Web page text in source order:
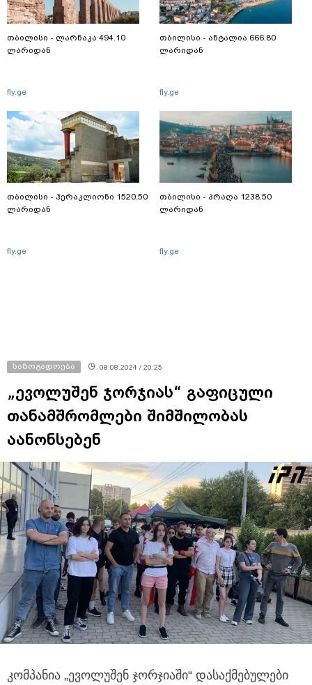
თბილისი - ლარნაკა 494.10
ლარიდან
fly.ge
თბილისი - ჰერაკლიონი 1520.50
ლარიდან
fly.ge
თბილისი - ანტალია 666.80
ლარიდან
fly.ge
თბილისი - პრაღა 1238.50
ლარიდან
fly.ge
საზოგადოება 08.08.2024 / 20:25
„ევოლუშენ ჯორჯიას“ გაფიცული
თანამშრომლები შიმშილობას
აანონსებენ
კომპანია „ევოლუშენ ჯორჯიაში“ დასაქმებულები